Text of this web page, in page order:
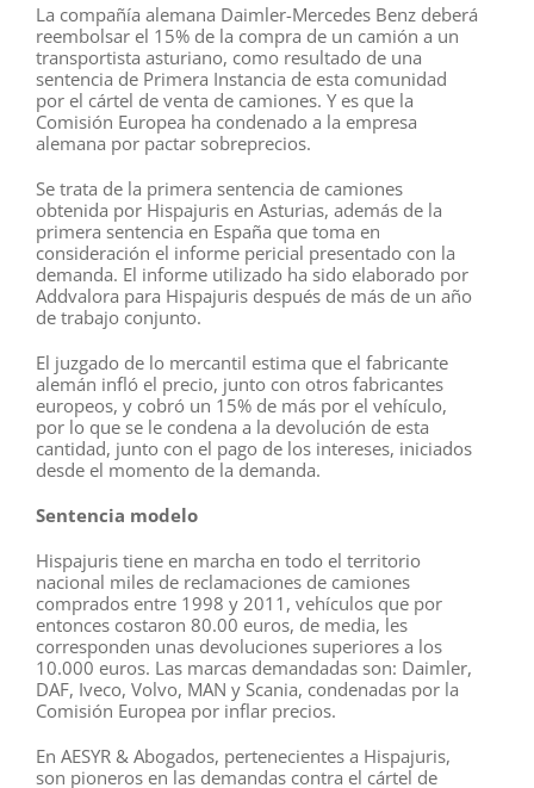
La compañía alemana Daimler-Mercedes Benz deberá
reembolsar el 15% de la compra de un camión a un
transportista asturiano, como resultado de una
sentencia de Primera Instancia de esta comunidad
por el cártel de venta de camiones. Y es que la
Comisión Europea ha condenado a la empresa
alemana por pactar sobreprecios.
Se trata de la primera sentencia de camiones
obtenida por Hispajuris en Asturias, además de la
primera sentencia en España que toma en
consideración el informe pericial presentado con la
demanda. El informe utilizado ha sido elaborado por
Addvalora para Hispajuris después de más de un año
de trabajo conjunto.
El juzgado de lo mercantil estima que el fabricante
alemán infló el precio, junto con otros fabricantes
europeos, y cobró un 15% de más por el vehículo,
por lo que se le condena a la devolución de esta
cantidad, junto con el pago de los intereses, iniciados
desde el momento de la demanda.
Sentencia modelo
Hispajuris tiene en marcha en todo el territorio
nacional miles de reclamaciones de camiones
comprados entre 1998 y 2011, vehículos que por
entonces costaron 80.00 euros, de media, les
corresponden unas devoluciones superiores a los
10.000 euros. Las marcas demandadas son: Daimler,
DAF, Iveco, Volvo, MAN y Scania, condenadas por la
Comisión Europea por inflar precios.
En AESYR & Abogados, pertenecientes a Hispajuris,
son pioneros en las demandas contra el cártel de